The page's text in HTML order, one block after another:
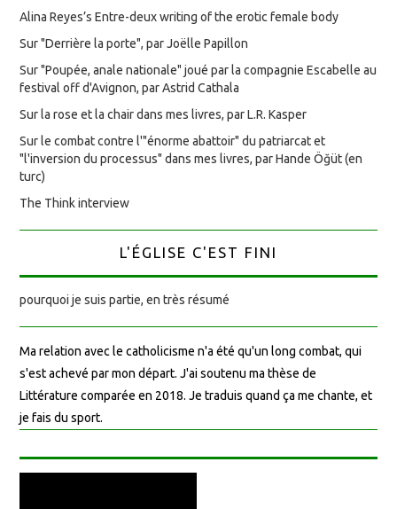
Alina Reyes’s Entre-deux writing of the erotic female body
Sur "Derrière la porte", par Joëlle Papillon
Sur "Poupée, anale nationale" joué par la compagnie Escabelle au
festival off d'Avignon, par Astrid Cathala
Sur la rose et la chair dans mes livres, par L.R. Kasper
Sur le combat contre l'"énorme abattoir" du patriarcat et
"l'inversion du processus" dans mes livres, par Hande Öğüt (en
turc)
The Think interview
L'ÉGLISE C'EST FINI
pourquoi je suis partie, en très résumé
Ma relation avec le catholicisme n'a été qu'un long combat, qui
s'est achevé par mon départ. J'ai soutenu ma thèse de
Littérature comparée en 2018. Je traduis quand ça me chante, et
je fais du sport.